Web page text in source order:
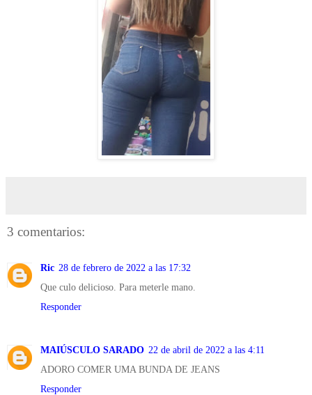
3 comentarios:
Ric 28 de febrero de 2022 a las 17:32
Que culo delicioso. Para meterle mano.
Responder
MAIÚSCULO SARADO 22 de abril de 2022 a las 4:11
ADORO COMER UMA BUNDA DE JEANS
Responder